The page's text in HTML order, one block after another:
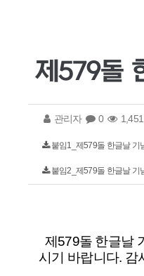
제579돌
관리자 0 1,451
붙임1_제579돌 한글날 기
붙임2_제579돌 한글날 기
제579돌 한글날
시기 바랍니다. 감